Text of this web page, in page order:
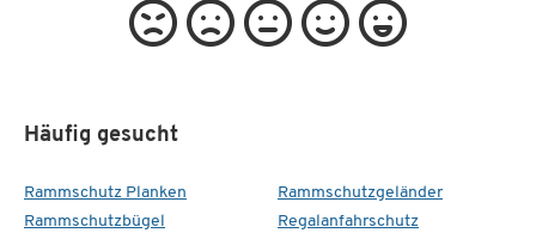
Häufig gesucht
Rammschutz Planken
Rammschutzbügel
Rammschutzgeländer
Regalanfahrschutz